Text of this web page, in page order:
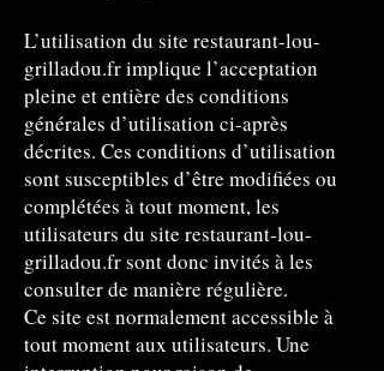
L’utilisation du site restaurant-lou-
grilladou.fr implique l’acceptation
pleine et entière des conditions
générales d’utilisation ci-après
décrites. Ces conditions d’utilisation
sont susceptibles d’être modifiées ou
complétées à tout moment, les
utilisateurs du site restaurant-lou-
grilladou.fr sont donc invités à les
consulter de manière régulière.
Ce site est normalement accessible à
tout moment aux utilisateurs. Une